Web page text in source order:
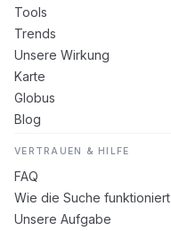
Tools
Trends
Unsere Wirkung
Karte
Globus
Blog
VERTRAUEN & HILFE
FAQ
Wie die Suche funktioniert
Unsere Aufgabe